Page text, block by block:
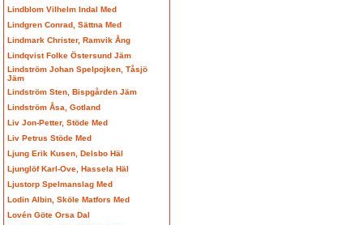
Lindblom Vilhelm Indal Med
Lindgren Conrad, Sättna Med
Lindmark Christer, Ramvik Ång
Lindqvist Folke Östersund Jäm
Lindström Johan Spelpojken, Tåsjö
Jäm
Lindström Sten, Bispgården Jäm
Lindström Åsa, Gotland
Liv Jon-Petter, Stöde Med
Liv Petrus Stöde Med
Ljung Erik Kusen, Delsbo Häl
Ljunglöf Karl-Ove, Hassela Häl
Ljustorp Spelmanslag Med
Lodin Albin, Sköle Matfors Med
Lovén Göte Orsa Dal